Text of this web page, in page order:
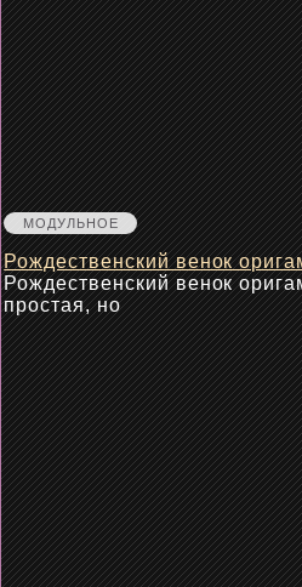
МОДУЛЬНОЕ
Рождественский венок
Рождественский венок
простая, но